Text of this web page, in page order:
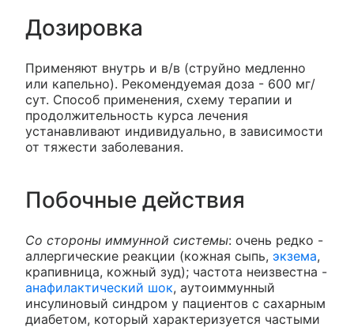
Дозировка
Применяют внутрь и в/в (струйно медленно
или капельно). Рекомендуемая доза - 600 мг/
сут. Способ применения, схему терапии и
продолжительность курса лечения
устанавливают индивидуально, в зависимости
от тяжести заболевания.
Побочные действия
Со стороны иммунной системы: очень редко -
аллергические реакции (кожная сыпь, экзема,
крапивница, кожный зуд); частота неизвестна -
анафилактический шок, аутоиммунный
инсулиновый синдром у пациентов с сахарным
диабетом, который характеризуется частыми